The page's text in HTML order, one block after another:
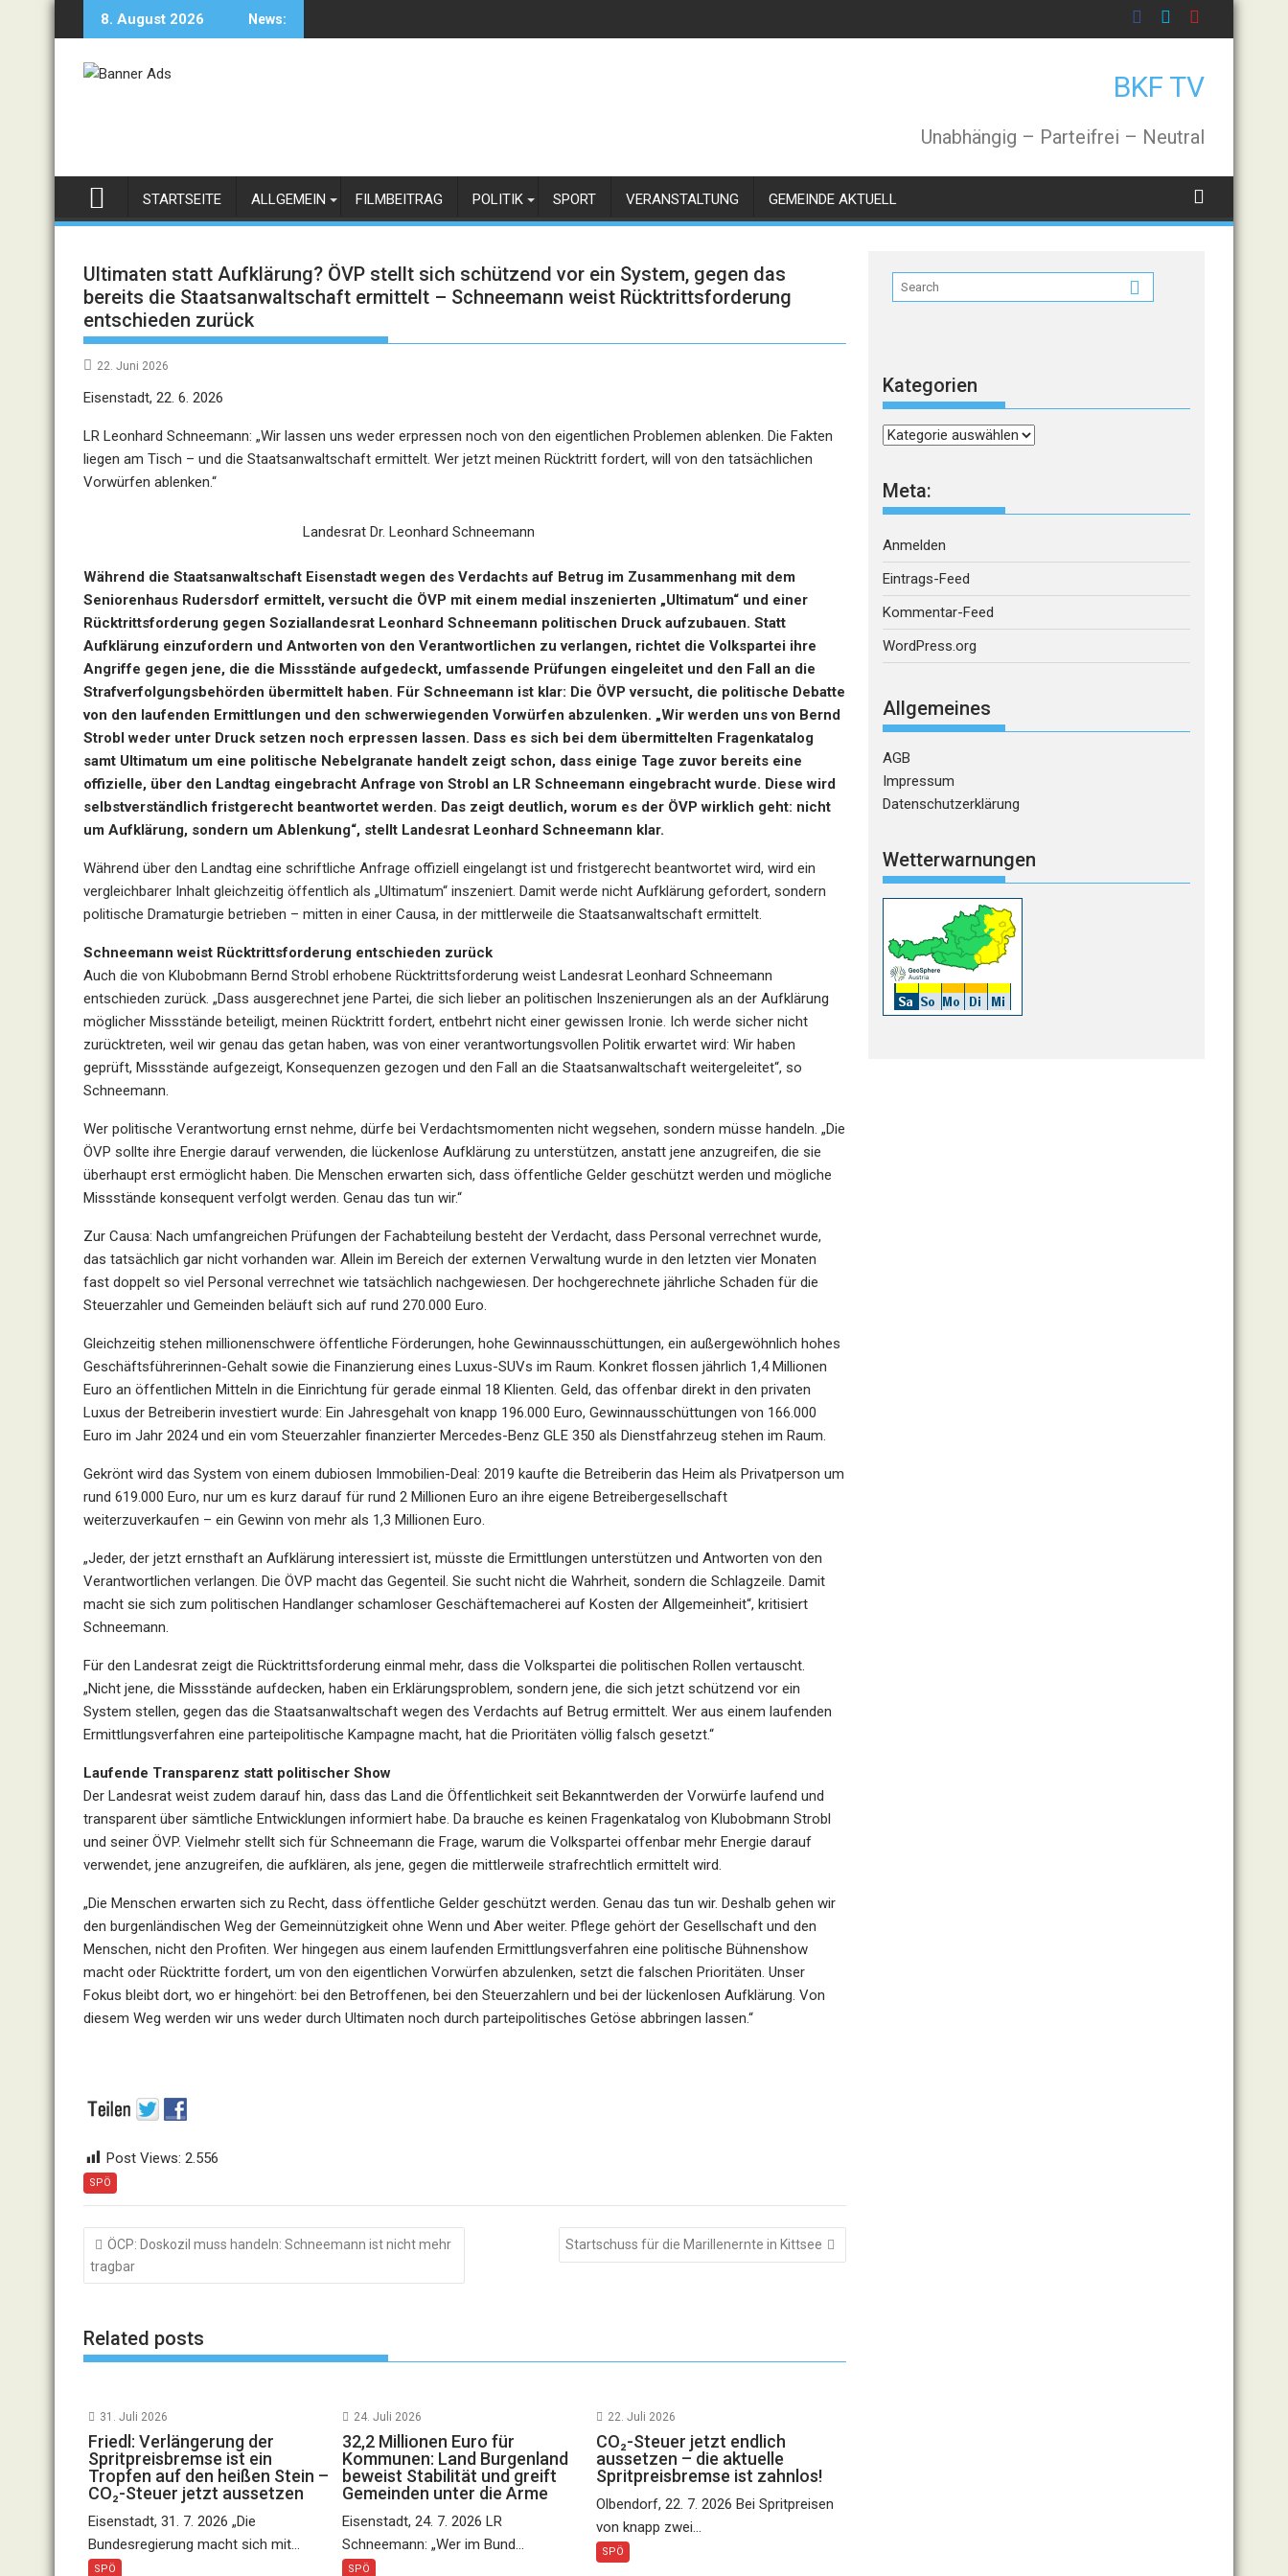
8. August 2026 News:
BKF TV
Unabhängig – Parteifrei – Neutral
STARTSEITE ALLGEMEIN FILMBEITRAG POLITIK SPORT VERANSTALTUNG GEMEINDE AKTUELL
Ultimaten statt Aufklärung? ÖVP stellt sich schützend vor ein System, gegen das
bereits die Staatsanwaltschaft ermittelt – Schneemann weist Rücktrittsforderung
entschieden zurück
22. Juni 2026
Eisenstadt, 22. 6. 2026
LR Leonhard Schneemann: „Wir lassen uns weder erpressen noch von den eigentlichen Problemen ablenken. Die Fakten
liegen am Tisch – und die Staatsanwaltschaft ermittelt. Wer jetzt meinen Rücktritt fordert, will von den tatsächlichen
Vorwürfen ablenken.“
Landesrat Dr. Leonhard Schneemann
Während die Staatsanwaltschaft Eisenstadt wegen des Verdachts auf Betrug im Zusammenhang mit dem
Seniorenhaus Rudersdorf ermittelt, versucht die ÖVP mit einem medial inszenierten „Ultimatum“ und einer
Rücktrittsforderung gegen Soziallandesrat Leonhard Schneemann politischen Druck aufzubauen. Statt
Aufklärung einzufordern und Antworten von den Verantwortlichen zu verlangen, richtet die Volkspartei ihre
Angriffe gegen jene, die die Missstände aufgedeckt, umfassende Prüfungen eingeleitet und den Fall an die
Strafverfolgungsbehörden übermittelt haben. Für Schneemann ist klar: Die ÖVP versucht, die politische Debatte
von den laufenden Ermittlungen und den schwerwiegenden Vorwürfen abzulenken. „Wir werden uns von Bernd
Strobl weder unter Druck setzen noch erpressen lassen. Dass es sich bei dem übermittelten Fragenkatalog
samt Ultimatum um eine politische Nebelgranate handelt zeigt schon, dass einige Tage zuvor bereits eine
offizielle, über den Landtag eingebracht Anfrage von Strobl an LR Schneemann eingebracht wurde. Diese wird
selbstverständlich fristgerecht beantwortet werden. Das zeigt deutlich, worum es der ÖVP wirklich geht: nicht
um Aufklärung, sondern um Ablenkung“, stellt Landesrat Leonhard Schneemann klar.
Während über den Landtag eine schriftliche Anfrage offiziell eingelangt ist und fristgerecht beantwortet wird, wird ein
vergleichbarer Inhalt gleichzeitig öffentlich als „Ultimatum“ inszeniert. Damit werde nicht Aufklärung gefordert, sondern
politische Dramaturgie betrieben – mitten in einer Causa, in der mittlerweile die Staatsanwaltschaft ermittelt.
Schneemann weist Rücktrittsforderung entschieden zurück
Auch die von Klubobmann Bernd Strobl erhobene Rücktrittsforderung weist Landesrat Leonhard Schneemann
entschieden zurück. „Dass ausgerechnet jene Partei, die sich lieber an politischen Inszenierungen als an der Aufklärung
möglicher Missstände beteiligt, meinen Rücktritt fordert, entbehrt nicht einer gewissen Ironie. Ich werde sicher nicht
zurücktreten, weil wir genau das getan haben, was von einer verantwortungsvollen Politik erwartet wird: Wir haben
geprüft, Missstände aufgezeigt, Konsequenzen gezogen und den Fall an die Staatsanwaltschaft weitergeleitet“, so
Schneemann.
Wer politische Verantwortung ernst nehme, dürfe bei Verdachtsmomenten nicht wegsehen, sondern müsse handeln. „Die
ÖVP sollte ihre Energie darauf verwenden, die lückenlose Aufklärung zu unterstützen, anstatt jene anzugreifen, die sie
überhaupt erst ermöglicht haben. Die Menschen erwarten sich, dass öffentliche Gelder geschützt werden und mögliche
Missstände konsequent verfolgt werden. Genau das tun wir.“
Zur Causa: Nach umfangreichen Prüfungen der Fachabteilung besteht der Verdacht, dass Personal verrechnet wurde,
das tatsächlich gar nicht vorhanden war. Allein im Bereich der externen Verwaltung wurde in den letzten vier Monaten
fast doppelt so viel Personal verrechnet wie tatsächlich nachgewiesen. Der hochgerechnete jährliche Schaden für die
Steuerzahler und Gemeinden beläuft sich auf rund 270.000 Euro.
Gleichzeitig stehen millionenschwere öffentliche Förderungen, hohe Gewinnausschüttungen, ein außergewöhnlich hohes
Geschäftsführerinnen-Gehalt sowie die Finanzierung eines Luxus-SUVs im Raum. Konkret flossen jährlich 1,4 Millionen
Euro an öffentlichen Mitteln in die Einrichtung für gerade einmal 18 Klienten. Geld, das offenbar direkt in den privaten
Luxus der Betreiberin investiert wurde: Ein Jahresgehalt von knapp 196.000 Euro, Gewinnausschüttungen von 166.000
Euro im Jahr 2024 und ein vom Steuerzahler finanzierter Mercedes-Benz GLE 350 als Dienstfahrzeug stehen im Raum.
Gekrönt wird das System von einem dubiosen Immobilien-Deal: 2019 kaufte die Betreiberin das Heim als Privatperson um
rund 619.000 Euro, nur um es kurz darauf für rund 2 Millionen Euro an ihre eigene Betreibergesellschaft
weiterzuverkaufen – ein Gewinn von mehr als 1,3 Millionen Euro.
„Jeder, der jetzt ernsthaft an Aufklärung interessiert ist, müsste die Ermittlungen unterstützen und Antworten von den
Verantwortlichen verlangen. Die ÖVP macht das Gegenteil. Sie sucht nicht die Wahrheit, sondern die Schlagzeile. Damit
macht sie sich zum politischen Handlanger schamloser Geschäftemacherei auf Kosten der Allgemeinheit“, kritisiert
Schneemann.
Für den Landesrat zeigt die Rücktrittsforderung einmal mehr, dass die Volkspartei die politischen Rollen vertauscht.
„Nicht jene, die Missstände aufdecken, haben ein Erklärungsproblem, sondern jene, die sich jetzt schützend vor ein
System stellen, gegen das die Staatsanwaltschaft wegen des Verdachts auf Betrug ermittelt. Wer aus einem laufenden
Ermittlungsverfahren eine parteipolitische Kampagne macht, hat die Prioritäten völlig falsch gesetzt.“
Laufende Transparenz statt politischer Show
Der Landesrat weist zudem darauf hin, dass das Land die Öffentlichkeit seit Bekanntwerden der Vorwürfe laufend und
transparent über sämtliche Entwicklungen informiert habe. Da brauche es keinen Fragenkatalog von Klubobmann Strobl
und seiner ÖVP. Vielmehr stellt sich für Schneemann die Frage, warum die Volkspartei offenbar mehr Energie darauf
verwendet, jene anzugreifen, die aufklären, als jene, gegen die mittlerweile strafrechtlich ermittelt wird.
„Die Menschen erwarten sich zu Recht, dass öffentliche Gelder geschützt werden. Genau das tun wir. Deshalb gehen wir
den burgenländischen Weg der Gemeinnützigkeit ohne Wenn und Aber weiter. Pflege gehört der Gesellschaft und den
Menschen, nicht den Profiten. Wer hingegen aus einem laufenden Ermittlungsverfahren eine politische Bühnenshow
macht oder Rücktritte fordert, um von den eigentlichen Vorwürfen abzulenken, setzt die falschen Prioritäten. Unser
Fokus bleibt dort, wo er hingehört: bei den Betroffenen, bei den Steuerzahlern und bei der lückenlosen Aufklärung. Von
diesem Weg werden wir uns weder durch Ultimaten noch durch parteipolitisches Getöse abbringen lassen.“
Post Views: 2.556
SPÖ
Beitragsnavigation
ÖCP: Doskozil muss handeln: Schneemann ist nicht mehr
tragbar
Startschuss für die Marillenernte in Kittsee
Related posts
31. Juli 2026
Friedl: Verlängerung der
Spritpreisbremse ist ein
Tropfen auf den heißen Stein –
CO₂-Steuer jetzt aussetzen
Eisenstadt, 31. 7. 2026 „Die
Bundesregierung macht sich mit...
SPÖ
24. Juli 2026
32,2 Millionen Euro für
Kommunen: Land Burgenland
beweist Stabilität und greift
Gemeinden unter die Arme
Eisenstadt, 24. 7. 2026 LR
Schneemann: „Wer im Bund...
SPÖ
22. Juli 2026
CO₂-Steuer jetzt endlich
aussetzen – die aktuelle
Spritpreisbremse ist zahnlos!
Olbendorf, 22. 7. 2026 Bei Spritpreisen
von knapp zwei...
SPÖ
Kategorien
Kategorien
Meta:
Anmelden
Eintrags-Feed
Kommentar-Feed
WordPress.org
Allgemeines
AGB
Impressum
Datenschutzerklärung
Wetterwarnungen